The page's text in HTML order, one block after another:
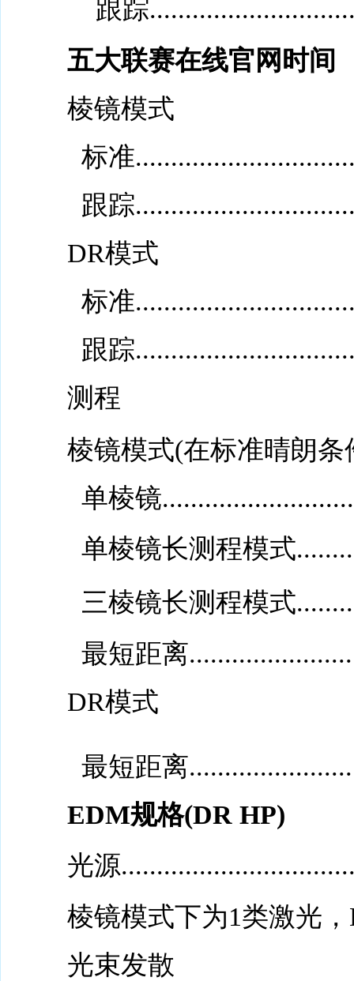
跟踪
五大联赛在线官网时间
棱镜模式
标准
跟踪
DR模式
标准
跟踪
测程
棱镜模式(在标准晴朗条
单棱镜
单棱镜长测程模式
三棱镜长测程模式
最短距离
DR模式
最短距离
EDM规格(DR HP)
光源
棱镜模式下为1类激光
光束发散